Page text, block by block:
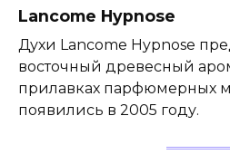
Lancome Hypnose
Духи Lancome Hypnose
восточный древесный
прилавках парфюмерных
появились в 2005 году.